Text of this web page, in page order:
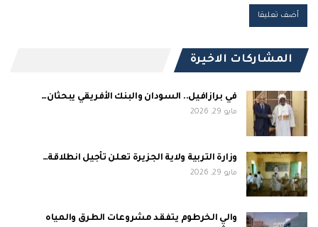
المشاركات الاخيرة
في برازافيل.. السودان والبنك الأفريقي يبحثان…
مايو 29, 2026
وزارة التربية ولاية الجزيرة تعلن تأجيل انطلاقة…
مايو 29, 2026
والي الخرطوم يتفقد مشروعات الطرق والمياه